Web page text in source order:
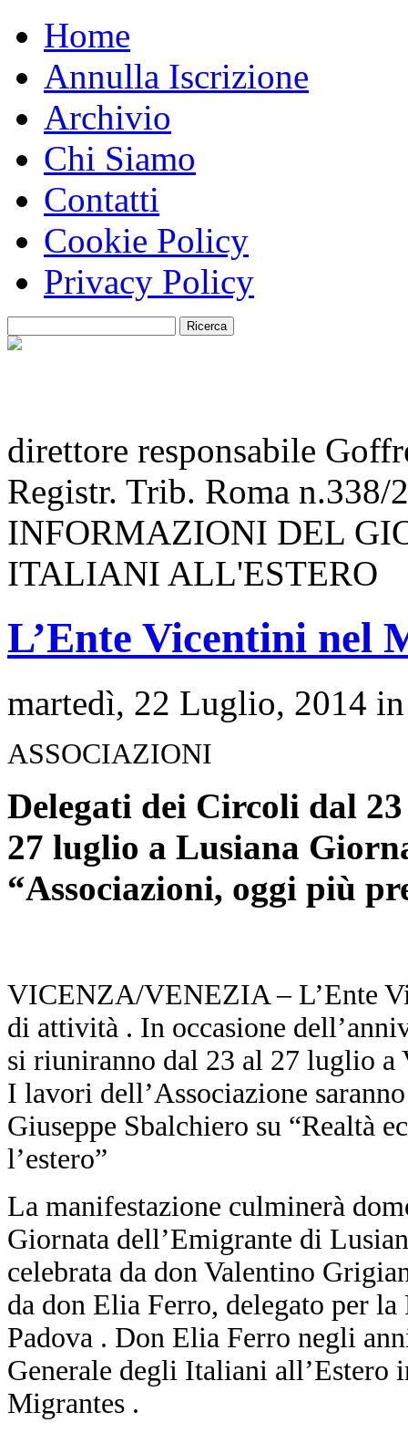
Home
Annulla Iscrizione
Archivio
Chi Siamo
Contatti
Cookie Policy
Privacy Policy
direttore responsabile
Registr. Trib. Roma n.338/
INFORMAZIONI DEL
ITALIANI ALL'ESTERO
L’Ente Vicentini nel
martedì, 22 Luglio, 2014
ASSOCIAZIONI
Delegati dei Circoli dal
27 luglio a Lusiana
“Associazioni, oggi più
VICENZA/VENEZIA – L’Ente
di attività . In occasione
si riuniranno dal 23 al 27 luglio a
I lavori dell’Associazione
Giuseppe Sbalchiero su “Realtà
l’estero”
La manifestazione culminerà
Giornata dell’Emigrante di
celebrata da don Valentino
da don Elia Ferro, delegato per
Padova . Don Elia Ferro negli
Generale degli Italiani all’Estero
Migrantes .